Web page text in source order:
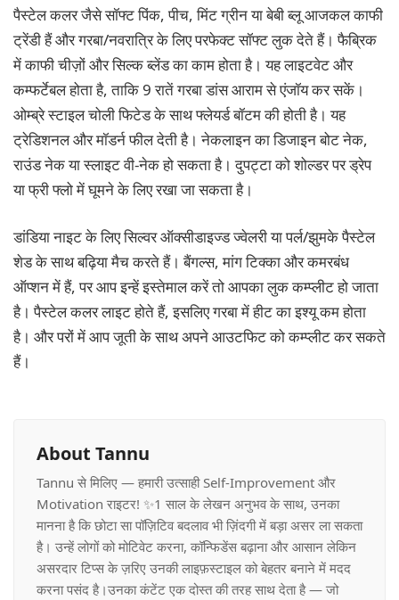
पैस्टेल कलर जैसे सॉफ्ट पिंक, पीच, मिंट ग्रीन या बेबी ब्लू आजकल काफी
ट्रेंडी हैं और गरबा/नवरात्रि के लिए परफेक्ट सॉफ्ट लुक देते हैं। फैब्रिक
में काफी चीज़ों और सिल्क ब्लेंड का काम होता है। यह लाइटवेट और
कम्फर्टेबल होता है, ताकि 9 रातें गरबा डांस आराम से एंजॉय कर सकें।
ओम्ब्रे स्टाइल चोली फिटेड के साथ फ्लेयर्ड बॉटम की होती है। यह
ट्रेडिशनल और मॉडर्न फील देती है। नेकलाइन का डिजाइन बोट नेक,
राउंड नेक या स्लाइट वी-नेक हो सकता है। दुपट्टा को शोल्डर पर ड्रेप
या फ्री फ्लो में घूमने के लिए रखा जा सकता है।
डांडिया नाइट के लिए सिल्वर ऑक्सीडाइज्ड ज्वेलरी या पर्ल/झुमके पैस्टेल
शेड के साथ बढ़िया मैच करते हैं। बैंगल्स, मांग टिक्का और कमरबंध
ऑप्शन में हैं, पर आप इन्हें इस्तेमाल करें तो आपका लुक कम्प्लीट हो जाता
है। पैस्टेल कलर लाइट होते हैं, इसलिए गरबा में हीट का इश्यू कम होता
है। और परों में आप जूती के साथ अपने आउटफिट को कम्प्लीट कर सकते
हैं।
About Tannu
Tannu से मिलिए — हमारी उत्साही Self-Improvement और
Motivation राइटर! ✨1 साल के लेखन अनुभव के साथ, उनका
मानना है कि छोटा सा पॉज़िटिव बदलाव भी ज़िंदगी में बड़ा असर ला सकता
है। उन्हें लोगों को मोटिवेट करना, कॉन्फिडेंस बढ़ाना और आसान लेकिन
असरदार टिप्स के ज़रिए उनकी लाइफ़स्टाइल को बेहतर बनाने में मदद
करना पसंद है।उनका कंटेंट एक दोस्त की तरह साथ देता है — जो